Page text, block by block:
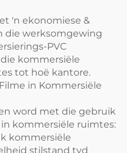
'n ekonomiese &
die werksomgewing
PVC
kommersiële
tot hoë kantore.
in Kommersiële
word met die gebruik
kommersiële ruimtes:
kommersiële
stilstand tyd